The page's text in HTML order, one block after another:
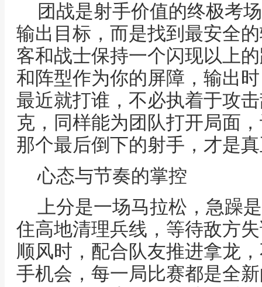
团战是射手价值的终极考
输出目标，而是找到最安全
客和战士保持一个闪现以上
和阵型作为你的屏障，输出
最近就打谁，不必执着于攻
克，同样能为团队打开局面
那个最后倒下的射手，才是
心态与节奏的掌控
上分是一场马拉松，急躁
住高地清理兵线，等待敌方
顺风时，配合队友推进拿龙
手机会，每一局比赛都是全